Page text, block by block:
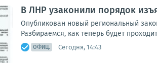
В ЛНР узаконили порядок
Опубликован новый региональный
Разбираемся, как теперь будет
ОФИЦ. Сегодня, 14:43